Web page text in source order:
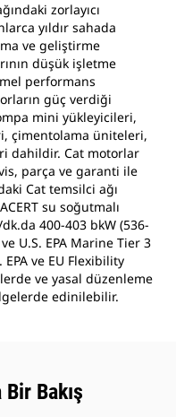
zorlayıcı
yıldır sahada
ve geliştirme
düşük işletme
performans
güç verdiği
mini yükleyicileri,
çimentolama üniteleri,
dahildir. Cat motorlar
parça ve garanti ile
Cat temsilci ağı
su soğutmalı
400-403 bkW (536-
U.S. EPA Marine Tier 3
ve EU Flexibility
ve yasal düzenleme
edinilebilir.
Bakış